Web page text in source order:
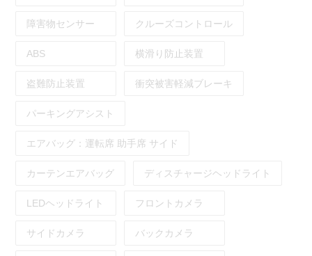
障害物センサー クルーズコントロール
ABS 横滑り防止装置
盗難防止装置 衝突被害軽減ブレーキ
パーキングアシスト
エアバッグ： 運転席 助手席 サイド
カーテンエアバッグ ディスチャージヘッドライト
LEDヘッドライト フロントカメラ
サイドカメラ バックカメラ